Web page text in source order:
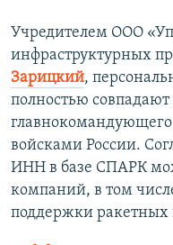
Учредителем ООО
инфраструктурных
Зарицкий,
полностью
войсками России.
ИНН в базе СПАРК
компаний, в том
поддержки ракетных